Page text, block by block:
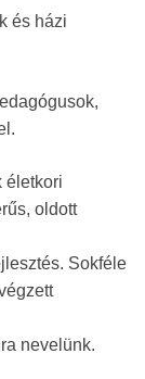
és házi
életkori
oldott
Sokféle
nevelünk.